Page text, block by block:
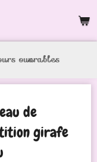
ouvrables
de
girafe